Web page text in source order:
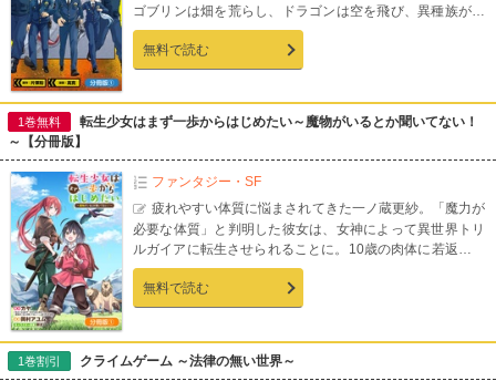
ゴブリンは畑を荒らし、ドラゴンは空を飛び、異種族が不
法入国してくるわので大騒ぎだったが、それから数年後
――。日本政府が制定した「種族雇用均等法」により、ガ
ーランド王国の民たちも日本で働くようになっていた。こ
無料で読む
1巻無料
転生少女はまず一歩からはじめたい～魔物がいるとか聞いてない！
～【分冊版】
ファンタジー・SF
疲れやすい体質に悩まされてきた一ノ蔵更紗。「魔力が
必要な体質」と判明した彼女は、女神によって異世界トリ
ルガイアに転生させられることに。10歳の肉体に若返り、
虚弱体質をも克服！しかし飛ばされた先は魔物だらけの山
で、うかつに外も歩けない!? 不自由だった現世から、希望
溢れる新しい人生へ！自立志向の異世界スローライフ！
無料で読む
1巻割引 クライムゲーム ～法律の無い世界～